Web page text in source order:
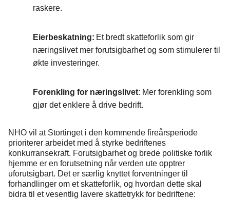
raskere.
Eierbeskatning: Et bredt skatteforlik som gir
næringslivet mer forutsigbarhet og som stimulerer til
økte investeringer.
Forenkling for næringslivet: Mer forenkling som
gjør det enklere å drive bedrift.
NHO vil at Stortinget i den kommende fireårsperiode
prioriterer arbeidet med å styrke bedriftenes
konkurransekraft. Forutsigbarhet og brede politiske forlik
hjemme er en forutsetning når verden ute opptrer
uforutsigbart. Det er særlig knyttet forventninger til
forhandlinger om et skatteforlik, og hvordan dette skal
bidra til et vesentlig lavere skattetrykk for bedriftene: